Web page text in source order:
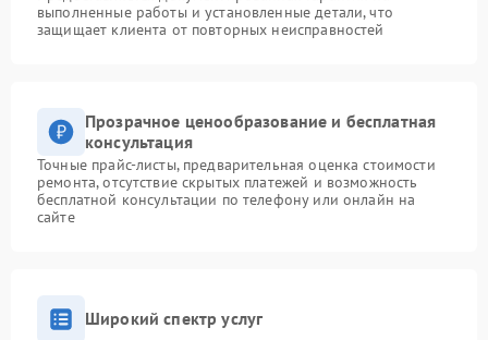
выполненные работы и установленные детали, что
защищает клиента от повторных неисправностей
Прозрачное ценообразование и бесплатная
консультация
Точные прайс-листы, предварительная оценка стоимости
ремонта, отсутствие скрытых платежей и возможность
бесплатной консультации по телефону или онлайн на
сайте
Широкий спектр услуг